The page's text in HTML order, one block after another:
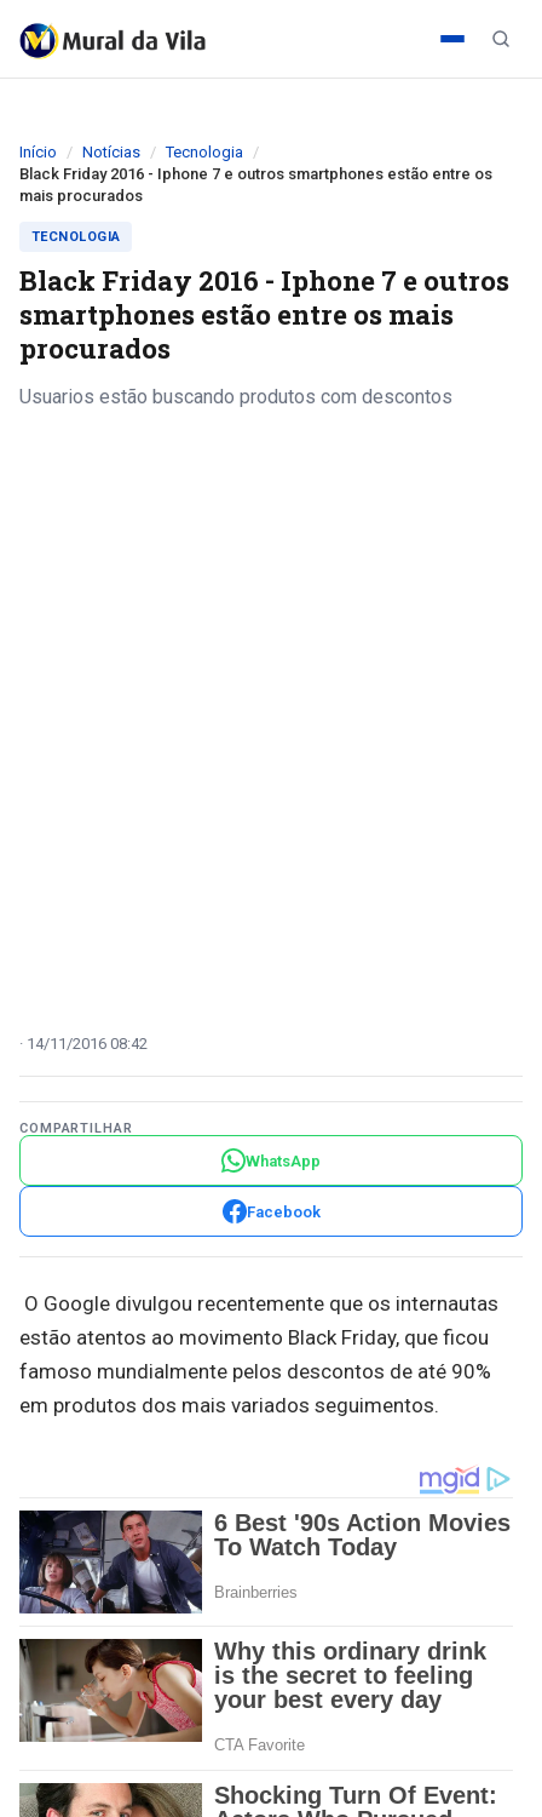
Início Notícias
Tecnologia
Black Friday 2016 - Iphone 7 e outros smartphones estão entre os
mais procurados
TECNOLOGIA
Black Friday 2016 - Iphone 7 e outros
smartphones estão entre os mais
procurados
Usuarios estão buscando produtos com descontos
14/11/2016 08:42
COMPARTILHAR
WhatsApp
Facebook
O Google divulgou recentemente que os internautas
estão atentos ao movimento Black Friday, que ficou
famoso mundialmente pelos descontos de até 90%
em produtos dos mais variados seguimentos.